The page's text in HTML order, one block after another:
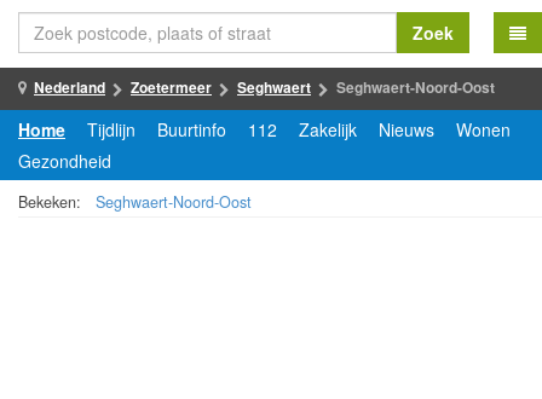
Zoek
Nederland Zoetermeer Seghwaert Seghwaert-Noord-Oost
Home Tijdlijn Buurtinfo 112 Zakelijk Nieuws
Wonen
Gezondheid
Bekeken: Seghwaert-Noord-Oost